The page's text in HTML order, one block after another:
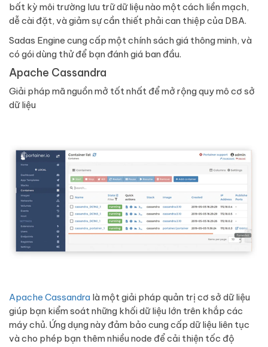
bất kỳ môi trường lưu trữ dữ liệu nào một cách liền mạch,
dễ cài đặt, và giảm sự cần thiết phải can thiệp của DBA.
Sadas Engine cung cấp một chính sách giá thông minh, và
có gói dùng thử để bạn đánh giá ban đầu.
Apache Cassandra
Giải pháp mã nguồn mở tốt nhất để mở rộng quy mô cơ sở
dữ liệu
Apache Cassandra là một giải pháp quản trị cơ sở dữ liệu
giúp bạn kiểm soát những khối dữ liệu lớn trên khắp các
máy chủ. Ứng dụng này đảm bảo cung cấp dữ liệu liên tục
và cho phép bạn thêm nhiều node để cải thiện tốc độ